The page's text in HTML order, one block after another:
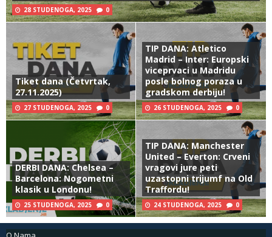
28 STUDENOGA, 2025 0
Tiket dana (Četvrtak,
27.11.2025)
27 STUDENOGA, 2025 0
TIP DANA: Atletico
Madrid – Inter: Europski
viceprvaci u Madridu
posle bolnog poraza u
gradskom derbiju!
26 STUDENOGA, 2025 0
DERBI DANA: Chelsea –
Barcelona: Nogometni
klasik u Londonu!
25 STUDENOGA, 2025 0
TIP DANA: Manchester
United – Everton: Crveni
vragovi jure peti
uzastopni trijumf na Old
Traffordu!
24 STUDENOGA, 2025 0